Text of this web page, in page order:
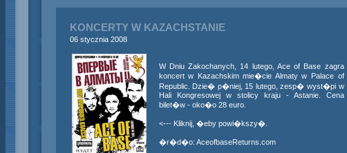
KONCERTY W KAZACHSTANIE
06 stycznia 2008
W Dniu Zakochanych, 14 lutego, Ace of Base zagra
koncert w Kazachskim mie�cie Almaty w Palace of
Republic. Dzie� p�niej, 15 lutego, zesp� wyst�pi w
Hali Kongresowej w stolicy kraju - Astanie. Cena
bilet�w - oko�o 28 euro.
<--- Kliknij, �eby powi�kszy�.
�r�d�o: AceofbaseReturns.com